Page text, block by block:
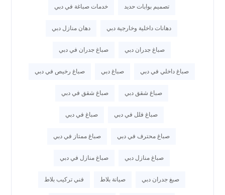
تصميم بوابات حديد خدمات صباغة في دبي
دهانات داخلية وخارجية دبي دهان منازل دبي
صباغ جدران دبي صباغ جدران في دبي
صباغ داخلي في دبي صباغ دبي صباغ رخيص في دبي
صباغ شقق دبي صباغ شقق في دبي
صباغ فلل في دبي صباغ في دبي
صباغ محترف في دبي صباغ ممتاز في دبي
صباغ منازل دبي صباغ منازل في دبي
صبغ جدران دبي صيانة بلاط فني تركيب بلاط